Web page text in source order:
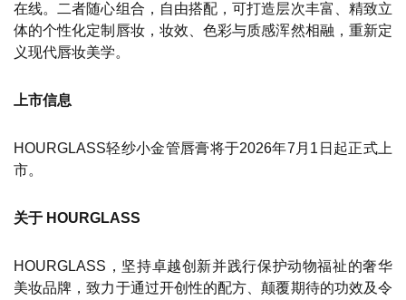
在线。二者随心组合，自由搭配，可打造层次丰富、精致立
体的个性化定制唇妆，妆效、色彩与质感浑然相融，重新定
义现代唇妆美学。
上市信息
HOURGLASS轻纱小金管唇膏将于2026年7月1日起正式上
市。
关于 HOURGLASS
HOURGLASS，坚持卓越创新并践行保护动物福祉的奢华
美妆品牌，致力于通过开创性的配方、颠覆期待的功效及令